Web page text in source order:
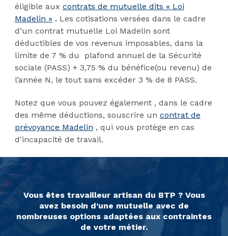
éligible aux contrats de mutuelle dits « Loi
Madelin » .Les cotisations versées dans le cadre
d’un contrat mutuelle Loi Madelin sont
déductibles de vos revenus imposables, dans la
limite de 7 % du plafond annuel de la Sécurité
sociale (PASS) + 3,75 % du bénéfice(ou revenu) de
l’année N, le tout sans excéder 3 % de 8 PASS.
Notez que vous pouvez également , dans le cadre
des même déductions, souscrire un contrat de
prévoyance Madelin , qui vous protège en cas
d'incapacité de travail.
Vous êtes travailleur artisan du BTP ? Vous
avez besoin d’une mutuelle avec de
nombreuses options adaptées aux contraintes
de votre métier.